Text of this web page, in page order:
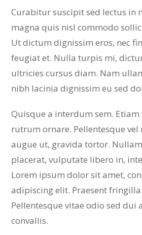
Curabitur suscipit sed lectus in
magna quis nisl commodo
Ut dictum dignissim eros, nec
feugiat et. Nulla turpis mi,
ultricies cursus diam. Nam
nibh lacinia dignissim eu sed
Quisque a interdum sem.
rutrum ornare. Pellentesque
augue ut, gravida tortor.
placerat, vulputate libero in,
Lorem ipsum dolor sit amet,
adipiscing elit. Praesent
Pellentesque vitae odio sed dui
convallis.